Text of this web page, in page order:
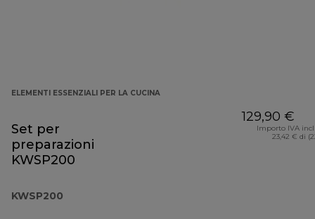
ELEMENTI ESSENZIALI PER LA CUCINA
Set per
preparazioni
KWSP200
KWSP200
129,90 €
Importo IVA
23,42 € di